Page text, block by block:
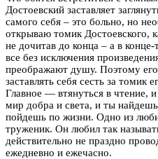
Достоевский заставляет
самого себя – это больно, но
открываю томик Достоевского,
не дочитав до конца – а в
все без исключения
преображают душу. Поэтому
заставлять себя сесть за томик
Главное — втянуться в чтение,
мир добра и света, и ты
пойдешь по жизни. Одно из
труженик. Он любил так
действительно не праздно
ежедневно и ежечасно.